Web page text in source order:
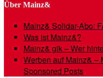
Über Mainz&
Mainz& Solidar-Abo:
Was ist Mainz&?
Mainz& gik – Wer
Werben auf Mainz& –
Sponsored Posts